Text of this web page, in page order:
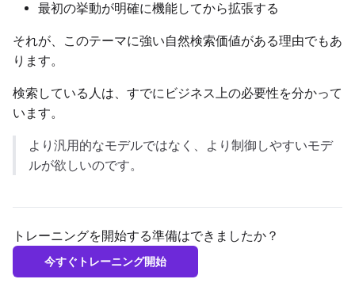
Seed
Prompt
Width
最初の挙動が明確に機能してから拡張する
それが、このテーマに強い自然検索価値がある理由でもあ
ります。
検索している人は、すでにビジネス上の必要性を分かって
います。
より汎用的なモデルではなく、より制御しやすいモデ
ルが欲しいのです。
トレーニングを開始する準備はできましたか？
今すぐトレーニング開始